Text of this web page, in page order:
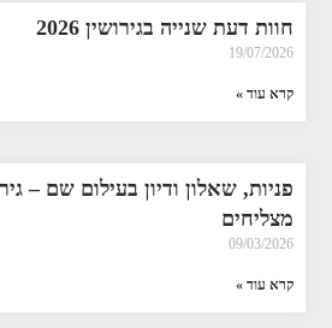
חוות דעת שנייה בגירושין 2026
19/07/2026
קרא עוד »
פניות, שאלון ודיון בעילום שם –
מצליחים
09/03/2026
קרא עוד »